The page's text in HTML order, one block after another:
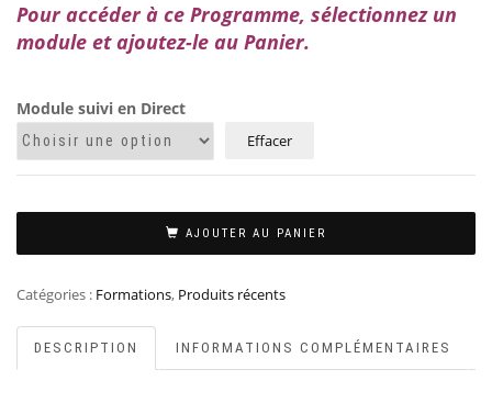
Pour accéder à ce Programme, sélectionnez un
module et ajoutez-le au Panier.
Module suivi en Direct
Effacer
AJOUTER AU PANIER
Catégories : Formations, Produits récents
DESCRIPTION INFORMATIONS COMPLÉMENTAIRES